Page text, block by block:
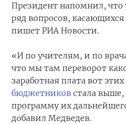
Президент напомнил,
ряд вопросов,
пишет РИА Новости.
«И по учителям, и по
что мы там переворот
заработная плата вот
бюджетников стала
программу их
добавил Медведев.